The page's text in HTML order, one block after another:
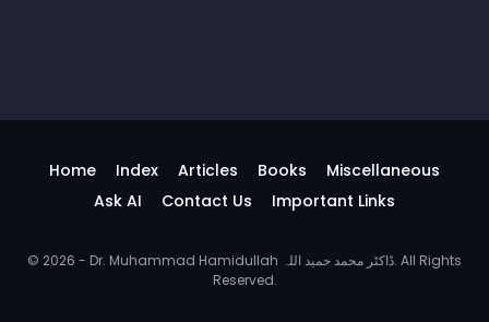
Home Index Articles Books
Miscellaneous
Ask AI
Contact Us Important Links
© 2026 - Dr. Muhammad Hamidullah ڈاکٹر محمد حمید اللہ. All Rights
Reserved.